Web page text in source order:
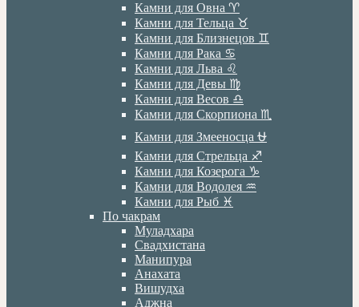
Камни для Овна ♈️
Камни для Тельца ♉️
Камни для Близнецов ♊️
Камни для Рака ♋️
Камни для Льва ♌️
Камни для Девы ♍️
Камни для Весов ♎️
Камни для Скорпиона ♏️
Камни для Змееносца ⛎
Камни для Стрельца ♐️
Камни для Козерога ♑️
Камни для Водолея ♒️
Камни для Рыб ♓️
По чакрам
Муладхара
Свадхистана
Манипура
Анахата
Вишудха
Аджна